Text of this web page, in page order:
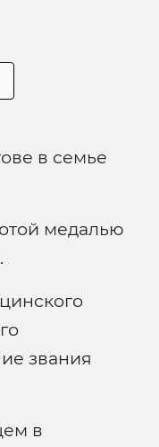
в семье
медалью
звания
в